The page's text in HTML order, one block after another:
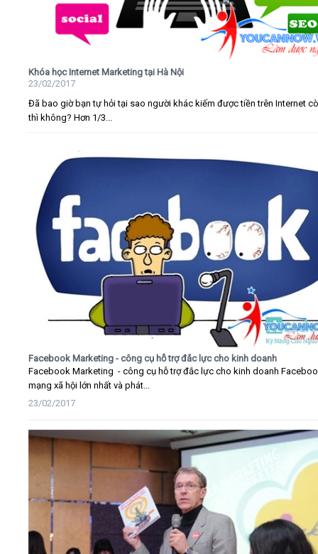
Khóa học Internet Marketing tại Hà Nội
23/02/2017
Đã bao giờ bạn tự hỏi tại sao người khác kiếm được tiền trên Internet
thì không? Hơn 1/3...
Facebook Marketing - công cụ hỗ trợ đắc lực cho kinh doanh
Facebook Marketing - công cụ hỗ trợ đắc lực cho kinh doanh
mạng xã hội lớn nhất và phát...
23/02/2017